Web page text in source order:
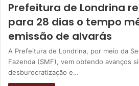
Prefeitura de Londrina
para 28 dias o tempo
emissão de alvarás
A Prefeitura de Londrina, por meio da
Fazenda (SMF), vem obtendo avanços
desburocratização e…